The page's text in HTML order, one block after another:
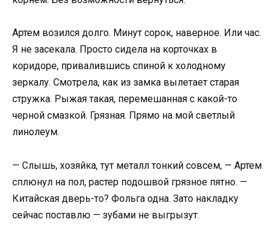
Артем возился долго. Минут сорок, наверное. Или час.
Я не засекала. Просто сидела на корточках в
коридоре, привалившись спиной к холодному
зеркалу. Смотрела, как из замка вылетает старая
стружка. Рыжая такая, перемешанная с какой-то
черной смазкой. Грязная. Прямо на мой светлый
линолеум.
— Слышь, хозяйка, тут металл тонкий совсем, — Артем
сплюнул на пол, растер подошвой грязное пятно. —
Китайская дверь-то? Фольга одна. Зато накладку
сейчас поставлю — зубами не выгрызут.